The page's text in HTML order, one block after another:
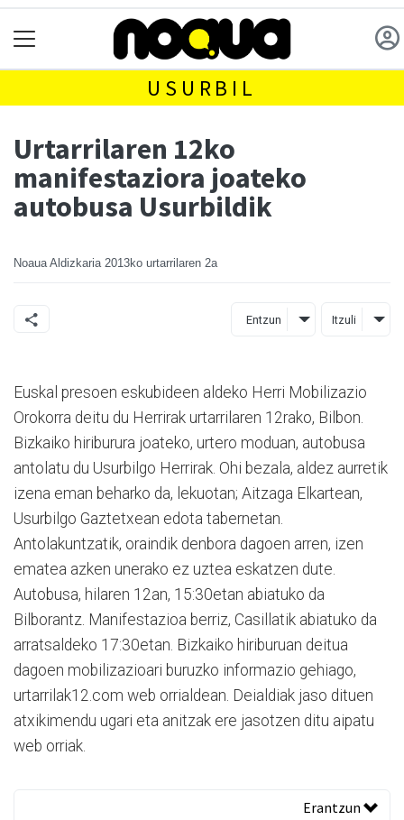
USURBIL
Urtarrilaren 12ko
manifestaziora joateko
autobusa Usurbildik
Noaua Aldizkaria 2013ko urtarrilaren 2a
Entzun Itzuli
Euskal presoen eskubideen aldeko Herri Mobilizazio
Orokorra deitu du Herrirak urtarrilaren 12rako, Bilbon.
Bizkaiko hiriburura joateko, urtero moduan, autobusa
antolatu du Usurbilgo Herrirak. Ohi bezala, aldez aurretik
izena eman beharko da, lekuotan; Aitzaga Elkartean,
Usurbilgo Gaztetxean edota tabernetan.
Antolakuntzatik, oraindik denbora dagoen arren, izen
ematea azken unerako ez uztea eskatzen dute.
Autobusa, hilaren 12an, 15:30etan abiatuko da
Bilborantz. Manifestazioa berriz, Casillatik abiatuko da
arratsaldeko 17:30etan. Bizkaiko hiriburuan deitua
dagoen mobilizazioari buruzko informazio gehiago,
urtarrilak12.com web orrialdean. Deialdiak jaso dituen
atxikimendu ugari eta anitzak ere jasotzen ditu aipatu
web orriak.
Erantzun